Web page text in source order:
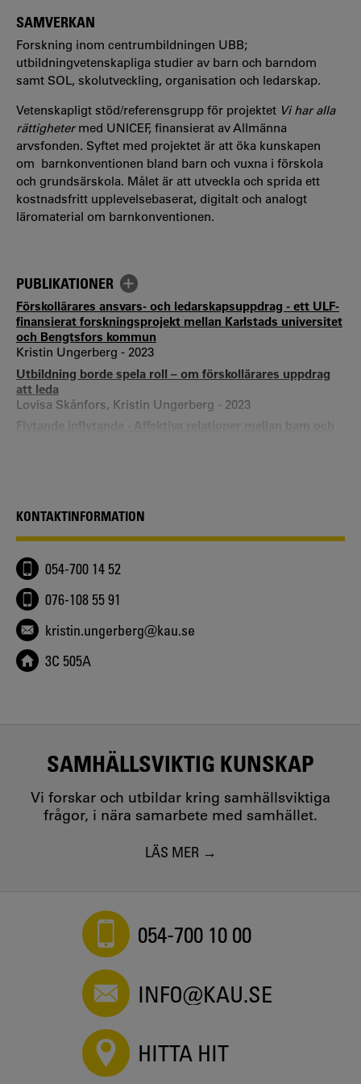
SAMVERKAN
Forskning inom centrumbildningen UBB;
utbildningvetenskapliga studier av barn och barndom
samt SOL, skolutveckling, organisation och ledarskap.
Vetenskapligt stöd/referensgrupp för projektet Vi har alla
rättighetermed UNICEF, finansierat av Allmänna
arvsfonden. Syftet med projektet är att öka kunskapen
om barnkonventionen bland barn och vuxna i förskola
och grundsärskola. Målet är att utveckla och sprida ett
kostnadsfritt upplevelsebaserat, digitalt och analogt
läromaterial om barnkonventionen.
PUBLIKATIONER
Förskollärares ansvars- och ledarskapsuppdrag - ett ULF-
finansierat forskningsprojekt mellan Karlstads universitet
och Bengtsfors kommun
Kristin Ungerberg - 2023
Utbildning borde spela roll – om förskollärares uppdrag
att leda
Lovisa Skånfors, Kristin Ungerberg - 2023
Kristin Ungerberg - 2019
Education
Kristin Ungerberg - 2017
Utbildning i tillblivelse – en alternativ berättelse om
utbildning och lärande
Kristin Ungerberg - 2017
KONTAKTINFORMATION
054-700 14 52
076-108 55 91
kristin.ungerberg@kau.se
3C 505A
SAMHÄLLSVIKTIG KUNSKAP
Vi forskar och utbildar kring samhällsviktiga
frågor, i nära samarbete med samhället.
LÄS MER
054-700 10 00
INFO@KAU.SE
HITTA HIT